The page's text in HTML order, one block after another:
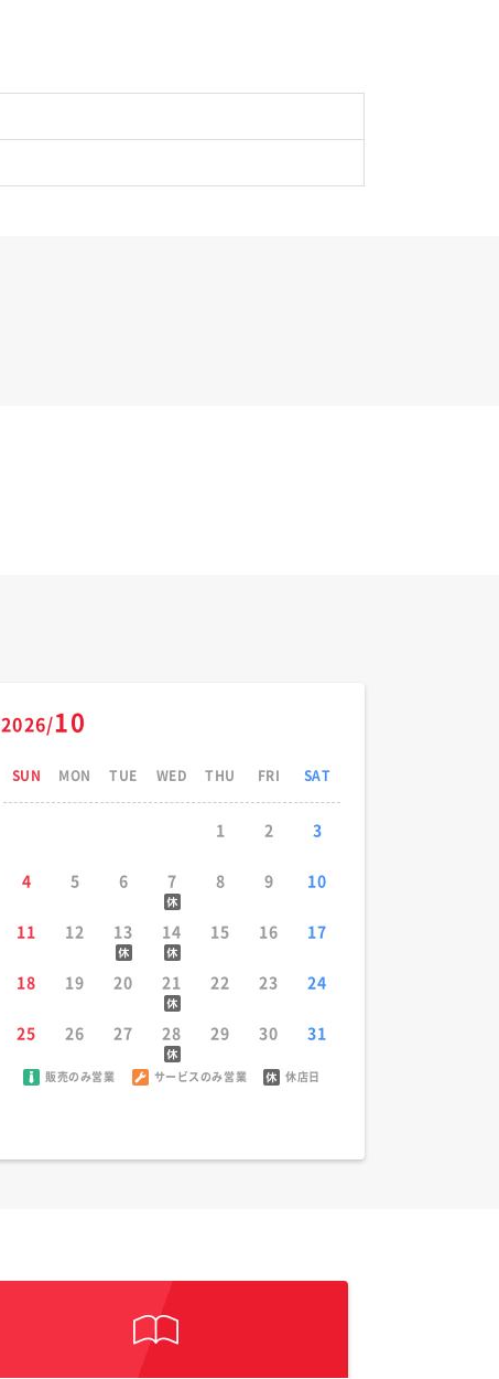
2026/10
SUN MON TUE WED THU FRI SAT
1 2 3
4 5 6 7 8 9 10
11 12 13 14 15 16 17
18 19 20 21 22 23 24
25 26 27 28 29 30 31
販売のみ営業 サービスのみ営業 休店日